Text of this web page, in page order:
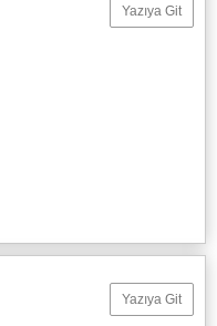
Yazıya Git
Yazıya Git